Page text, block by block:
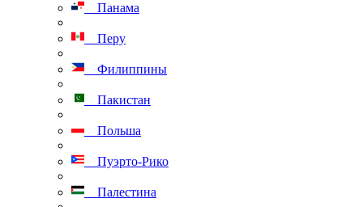
Панама
Перу
Филиппины
Пакистан
Польша
Пуэрто-Рико
Палестина